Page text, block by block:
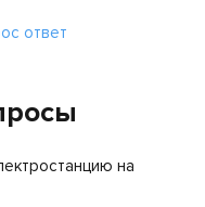
ответ
на